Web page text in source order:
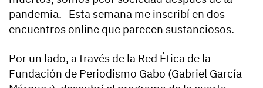
pandemia. Esta semana me inscribí en dos
encuentros online que parecen sustanciosos.
Por un lado, a través de la Red Ética de la
Fundación de Periodismo Gabo (Gabriel García